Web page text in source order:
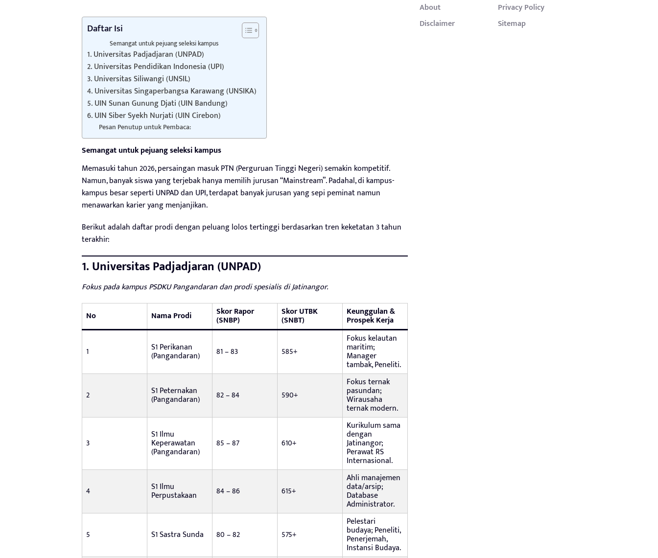
Daftar Isi
Semangat untuk pejuang seleksi kampus
1. Universitas Padjadjaran (UNPAD)
2. Universitas Pendidikan Indonesia (UPI)
3. Universitas Siliwangi (UNSIL)
4. Universitas Singaperbangsa Karawang (UNSIKA)
5. UIN Sunan Gunung Djati (UIN Bandung)
6. UIN Siber Syekh Nurjati (UIN Cirebon)
Pesan Penutup untuk Pembaca:
Semangat untuk pejuang seleksi kampus
Memasuki tahun 2026, persaingan masuk PTN (Perguruan Tinggi Negeri) semakin kompetitif.
Namun, banyak siswa yang terjebak hanya memilih jurusan “Mainstream”. Padahal, di kampus-
kampus besar seperti UNPAD dan UPI, terdapat banyak jurusan yang sepi peminat namun
menawarkan karier yang menjanjikan.
Berikut adalah daftar prodi dengan peluang lolos tertinggi berdasarkan tren keketatan 3 tahun
terakhir:
1. Universitas Padjadjaran (UNPAD)
Fokus pada kampus PSDKU Pangandaran dan prodi spesialis di Jatinangor.
No Nama Prodi Skor Rapor
(SNBP)
Skor UTBK
(SNBT)
Keunggulan &
Prospek Kerja
1 S1 Perikanan
(Pangandaran) 81 – 83 585+
Fokus kelautan
maritim;
Manager
tambak, Peneliti.
2 S1 Peternakan
(Pangandaran) 82 – 84 590+
Fokus ternak
pasundan;
Wirausaha
ternak modern.
3
S1 Ilmu
Keperawatan
(Pangandaran)
85 – 87 610+
Kurikulum sama
dengan
Jatinangor;
Perawat RS
Internasional.
4 S1 Ilmu
Perpustakaan 84 – 86 615+
Ahli manajemen
data/arsip;
Database
Administrator.
5 S1 Sastra Sunda 80 – 82 575+
Pelestari
budaya; Peneliti,
Penerjemah,
Instansi Budaya.
About
Privacy Policy
Disclaimer
Sitemap